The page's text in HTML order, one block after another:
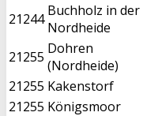
21244 Buchholz in der
Nordheide
21255 Dohren
(Nordheide)
21255 Kakenstorf
21255 Königsmoor